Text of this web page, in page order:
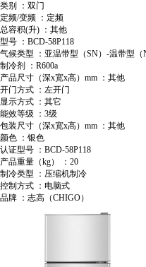
类别 ：双门
定频/变频 ：定频
总容积(升) ：其他
型号 ：BCD-58P118
气候类型 ：亚温带型（SN）-温带型（
制冷剂 ：R600a
产品尺寸（深x宽x高）mm ：其他
开门方式 ：左开门
显示方式 ：其它
能效等级 ：3级
包装尺寸（深x宽x高）mm ：其他
颜色 ：银色
认证型号 ：BCD-58P118
产品重量（kg） ：20
制冷类型 ：压缩机制冷
控制方式 ：电脑式
品牌 ：志高（CHIGO）